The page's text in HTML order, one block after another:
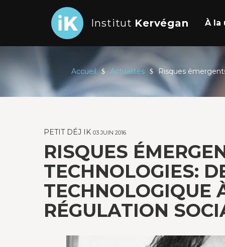
Institut Kervégan À
Accueil Actualités Risques
PETIT DÉJ IK 03 JUIN 2016
RISQUES
TECHNOLOGIES:
TECHNOLOGIQUE
RÉGULATION